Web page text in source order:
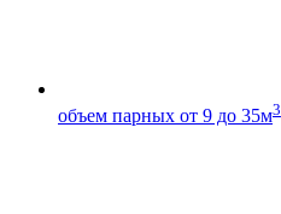
объем парных от 9 до 35м3